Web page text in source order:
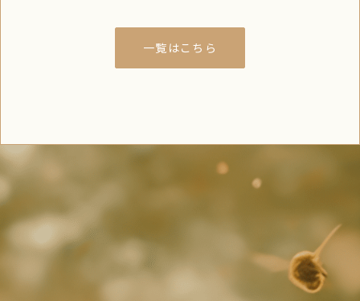
一覧はこちら